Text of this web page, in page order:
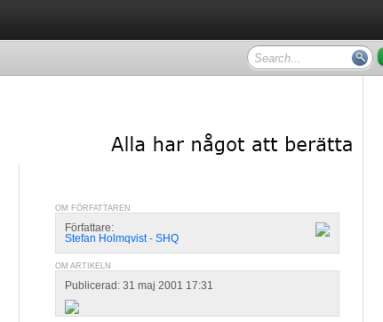
OM FÖRFATTAREN
Författare:
Stefan Holmqvist - SHQ
OM ARTIKELN
Publicerad: 31 maj 2001 17:31